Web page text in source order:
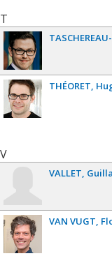
T
THÉORET
V
VALLET
VAN VUGT